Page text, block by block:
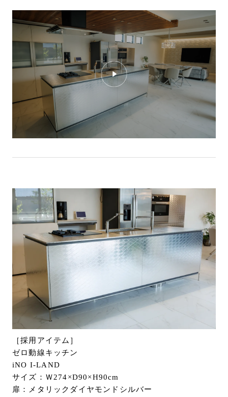
［採用アイテム］
ゼロ動線キッチン
iNO I-LAND
サイズ：Ｗ274×D90×H90cm
扉：メタリックダイヤモンドシルバー